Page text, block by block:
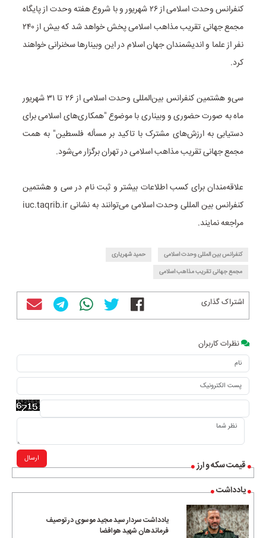
قیمت سکه و ارز
یادداشت
یادداشت سردار سید مجید موسوی در توصیف
فرماندهان شهید هوافضا
کنفرانس وحدت اسلامی از ۲۶ شهریور و با شروع هفته وحدت از پایگاه
مجمع جهانی تقریب مذاهب اسلامی پخش خواهد شد که بیش از ۲۴۰
نفر از علما و اندیشمندان جهان اسلام در این وبینارها سخنرانی خواهند
کرد.
سی‌و هشتمین کنفرانس بین‌المللی وحدت اسلامی از ۲۶ تا ۳۱ شهریور
ماه به صورت حضوری و وبیناری با موضوع "همکاری‌های اسلامی برای
دستیابی به ارزش‌های مشترک با تاکید بر مسأله فلسطین" به همت
مجمع جهانی تقریب مذاهب اسلامی در تهران برگزار می‌شود.
علاقه‌مندان برای کسب اطلاعات بیشتر و ثبت نام در سی و هشتمین
کنفرانس بین المللی وحدت اسلامی می‌توانند به نشانی iuc.taqrib.ir
مراجعه نمایند.
کنفرانس بین المللی وحدت اسلامی
حمید شهریاری
مجمع جهانی تقریب مذاهب اسلامی
اشتراک گذاری
نظرات کاربران
ارسال